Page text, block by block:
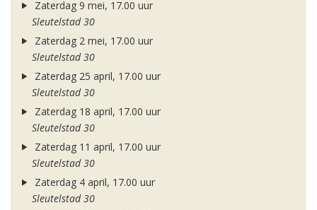
Zaterdag 9 mei, 17.00 uur
Sleutelstad 30
Zaterdag 2 mei, 17.00 uur
Sleutelstad 30
Zaterdag 25 april, 17.00 uur
Sleutelstad 30
Zaterdag 18 april, 17.00 uur
Sleutelstad 30
Zaterdag 11 april, 17.00 uur
Sleutelstad 30
Zaterdag 4 april, 17.00 uur
Sleutelstad 30